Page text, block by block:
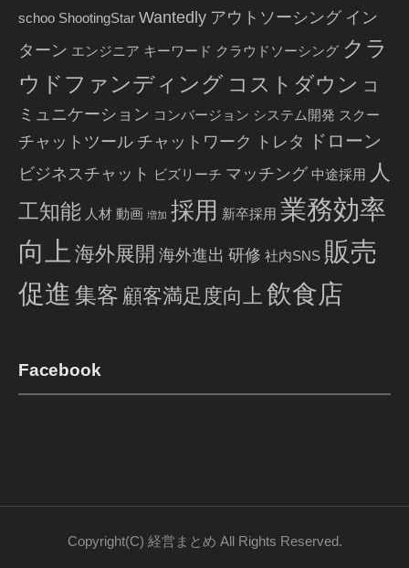
schoo ShootingStar Wantedly アウトソーシング イン
ターン エンジニア キーワード クラウドソーシング クラ
ウドファンディング コストダウン コ
ミュニケーション コンバージョン システム開発 スクー
チャットツール チャットワーク トレタ ドローン
ビジネスチャット ビズリーチ マッチング 中途採用
人
工知能 人材 動画 増加 採用 新卒採用 業務効率
向上 海外展開 海外進出 研修 社内SNS 販売
促進 集客 顧客満足度向上 飲食店
Facebook
Copyright(C) 経営まとめ All Rights Reserved.